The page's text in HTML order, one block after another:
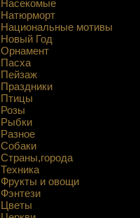
Насекомые
Натюрморт
Национальные мотивы
Новый Год
Орнамент
Пасха
Пейзаж
Праздники
Птицы
Розы
Рыбки
Разное
Собаки
Страны,города
Техника
Фрукты и овощи
Фэнтези
Цветы